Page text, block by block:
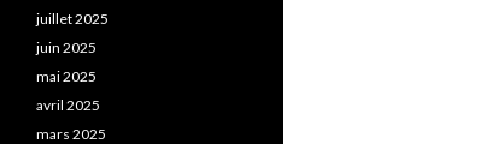
juillet 2025
juin 2025
mai 2025
avril 2025
mars 2025